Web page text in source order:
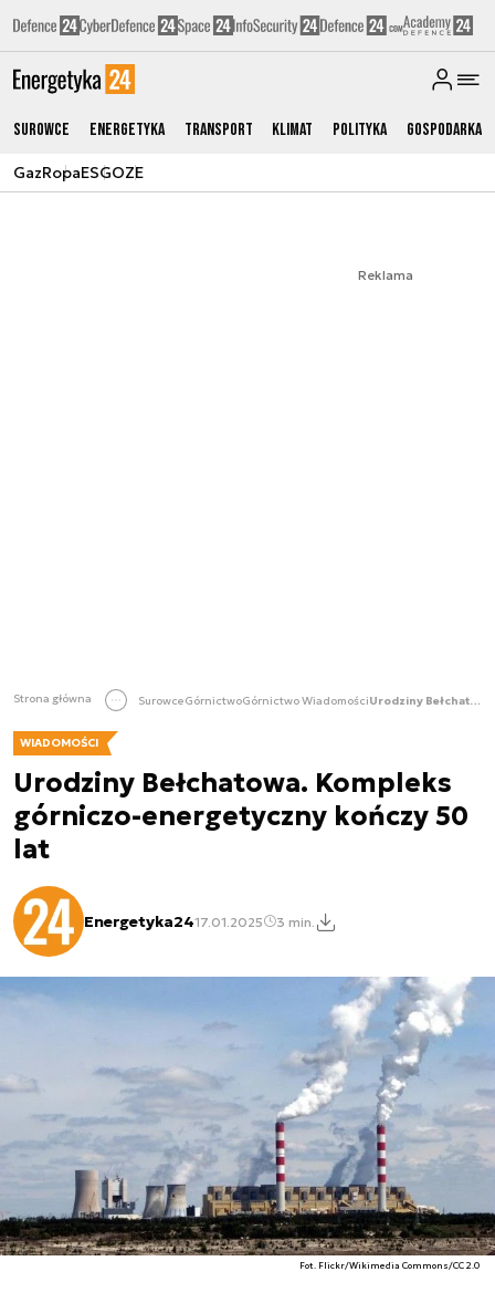
Surowce Energetyka Transport Klimat Polityka Gospodarka
GazRopaESGOZE
Reklama
Strona główna SurowceGórnictwoGórnictwo Wiadomości Urodziny Bełchatowa. Kompleks górniczo-energetyczny kończy 50 lat
WIADOMOŚCI
Urodziny Bełchatowa. Kompleks
górniczo-energetyczny kończy 50
lat
Energetyka2417.01.2025 3 min.
Fot. Flickr/Wikimedia Commons/CC 2.0